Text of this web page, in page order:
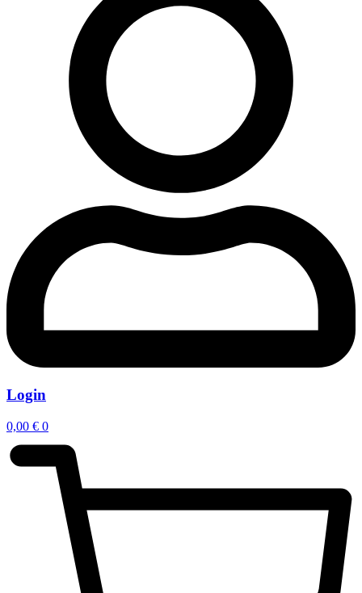
Login
0,00 € 0